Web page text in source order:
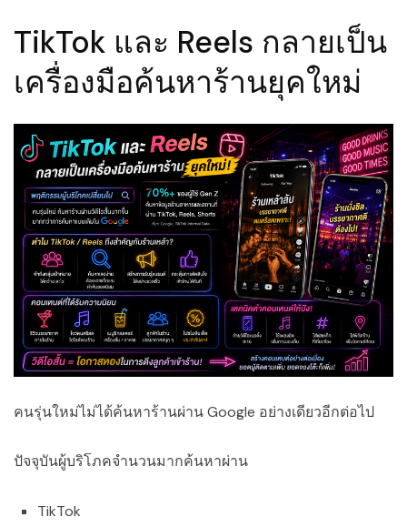
TikTok และ Reels กลายเป็น
เครื่องมือค้นหาร้านยุคใหม่
คนรุ่นใหม่ไม่ได้ค้นหาร้านผ่าน Google อย่างเดียวอีกต่อไป
ปัจจุบันผู้บริโภคจำนวนมากค้นหาผ่าน
TikTok